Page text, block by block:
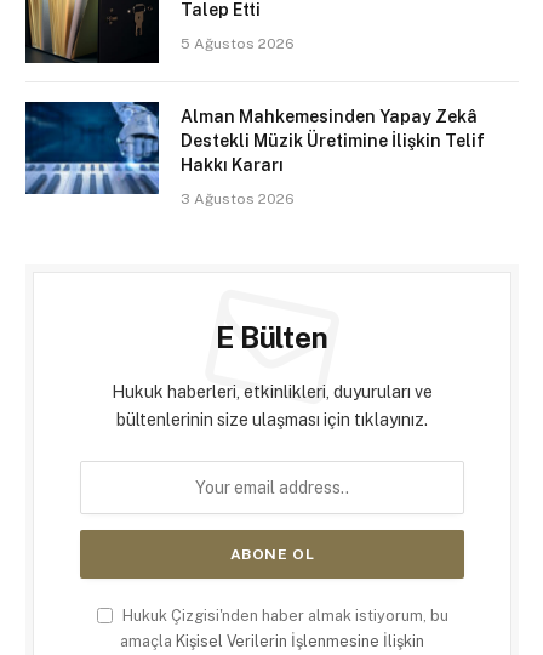
Talep Etti
5 Ağustos 2026
Alman Mahkemesinden Yapay Zekâ
Destekli Müzik Üretimine İlişkin Telif
Hakkı Kararı
3 Ağustos 2026
E Bülten
Hukuk haberleri, etkinlikleri, duyuruları ve
bültenlerinin size ulaşması için tıklayınız.
Hukuk Çizgisi'nden haber almak istiyorum, bu
amaçla Kişisel Verilerin İşlenmesine İlişkin